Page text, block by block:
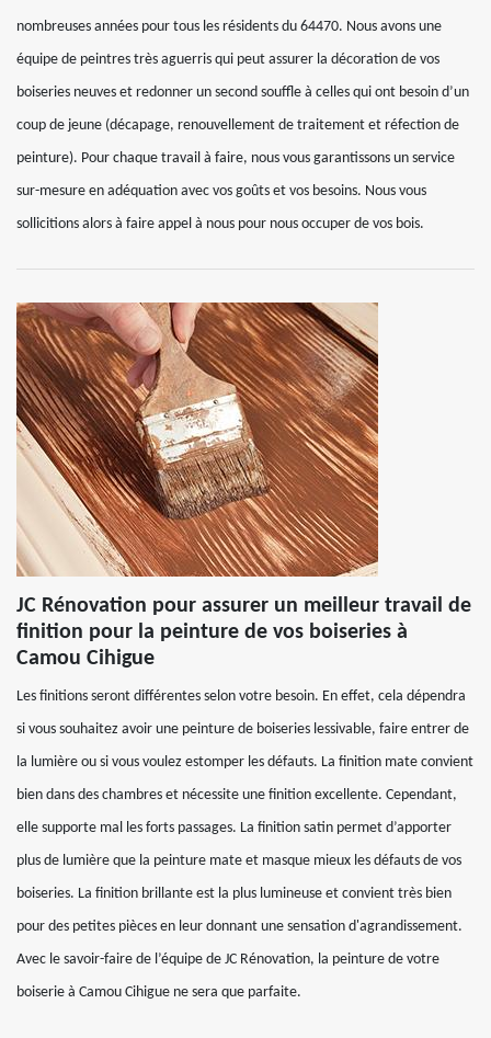
nombreuses années pour tous les résidents du 64470. Nous avons une
équipe de peintres très aguerris qui peut assurer la décoration de vos
boiseries neuves et redonner un second souffle à celles qui ont besoin d’un
coup de jeune (décapage, renouvellement de traitement et réfection de
peinture). Pour chaque travail à faire, nous vous garantissons un service
sur-mesure en adéquation avec vos goûts et vos besoins. Nous vous
sollicitions alors à faire appel à nous pour nous occuper de vos bois.
JC Rénovation pour assurer un meilleur travail de
finition pour la peinture de vos boiseries à
Camou Cihigue
Les finitions seront différentes selon votre besoin. En effet, cela dépendra
si vous souhaitez avoir une peinture de boiseries lessivable, faire entrer de
la lumière ou si vous voulez estomper les défauts. La finition mate convient
bien dans des chambres et nécessite une finition excellente. Cependant,
elle supporte mal les forts passages. La finition satin permet d’apporter
plus de lumière que la peinture mate et masque mieux les défauts de vos
boiseries. La finition brillante est la plus lumineuse et convient très bien
pour des petites pièces en leur donnant une sensation d'agrandissement.
Avec le savoir-faire de l’équipe de JC Rénovation, la peinture de votre
boiserie à Camou Cihigue ne sera que parfaite.